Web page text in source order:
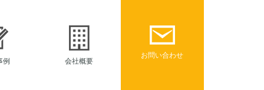
例 会社概要
お問い合わせ